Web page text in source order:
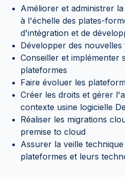
Améliorer et administrer
à l'échelle des plates-
d'intégration et de
Développer des
Conseiller et implémenter
plateformes
Faire évoluer les
Créer les droits et gérer
contexte usine logicielle
Réaliser les migrations
premise to cloud
Assurer la veille
plateformes et leurs